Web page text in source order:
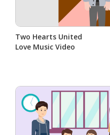
Two Hearts United
Love Music Video